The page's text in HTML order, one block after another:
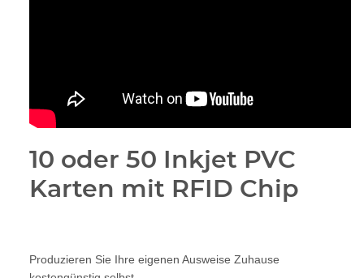
10 oder 50 Inkjet PVC
Karten mit RFID Chip
Produzieren Sie Ihre eigenen Ausweise Zuhause